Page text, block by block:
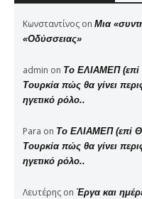
Κωνσταντίνος on Μια
«Οδύσσειας»
admin on Το ΕΛΙΑΜΕΠ (επί
Τουρκία πώς θα γίνει
ηγετικό ρόλο..
Para on Το ΕΛΙΑΜΕΠ (επί
Τουρκία πώς θα γίνει
ηγετικό ρόλο..
Λευτέρης on Έργα και